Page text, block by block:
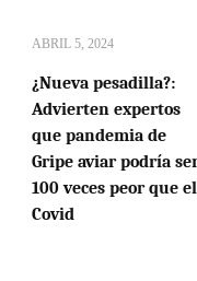
ABRIL 5, 2024
¿Nueva pesadilla?:
Advierten expertos
que pandemia de
Gripe aviar podría
100 veces peor que el
Covid